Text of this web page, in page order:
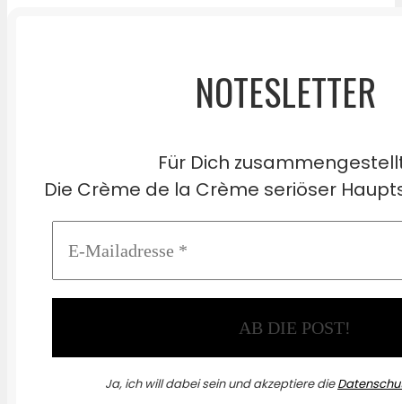
NOTESLETTER
Für Dich
Die Crème de la Crème seriöser
Ja, ich will dabei sein und akzeptiere die